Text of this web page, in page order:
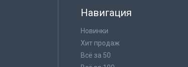
Навигация
Новинки
Хит продаж
Всё за 50